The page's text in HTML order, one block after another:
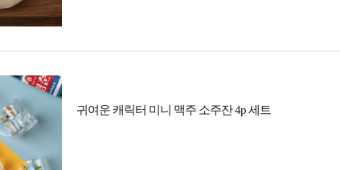
귀여운 캐릭터 미니 맥주 소주잔 4p 세트